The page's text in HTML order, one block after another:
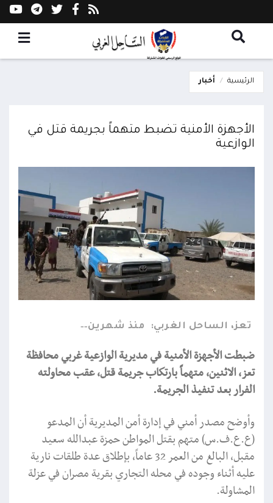
الرئيسية أخبار
الأجهزة الأمنية تضبط متهماً بجريمة قتل في
الوازعية
تعز، الساحل الغربي: منذ شهرين
ضبطت الأجهزة الأمنية في مديرية الوازعية غربي محافظة
تعز، الاثنين، متهماً بارتكاب جريمة قتل، عقب محاولته
الفرار بعد تنفيذ الجريمة.
وأوضح مصدر أمني في إدارة أمن المديرية أن المدعو
(ع.ع.ف.س) متهم بقتل المواطن حمزة عبدالله سعيد
مقبل، البالغ من العمر 32 عاماً، بإطلاق عدة طلقات نارية
عليه أثناء وجوده في محله التجاري بقرية مصران في عزلة
المشاولة.